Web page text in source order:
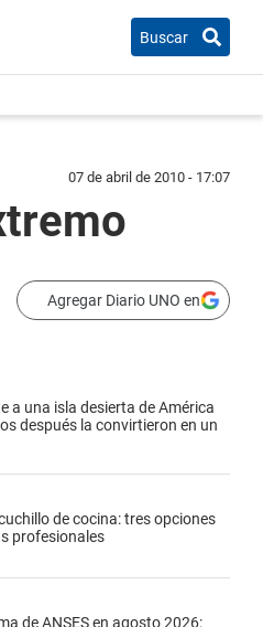
Buscar
07 de abril de 2010 - 17:07
Agregar Diario UNO en
a una isla desierta de América
después la convirtieron en un
de cocina: tres opciones
profesionales
de ANSES en agosto 2026: